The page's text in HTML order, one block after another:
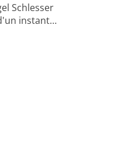
Schlesser
instant